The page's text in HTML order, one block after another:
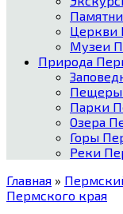
Церкви
Музеи
Природа
Пещеры
Парки
Озера
Горы
Реки
Главная »
Пермского края